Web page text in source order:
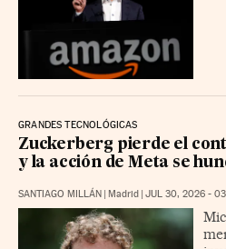
GRANDES TECNOLÓGICAS
Zuckerberg pierde el
y la acción de Meta se
SANTIAGO MILLÁN | Madrid | JUL 30, 2026 -